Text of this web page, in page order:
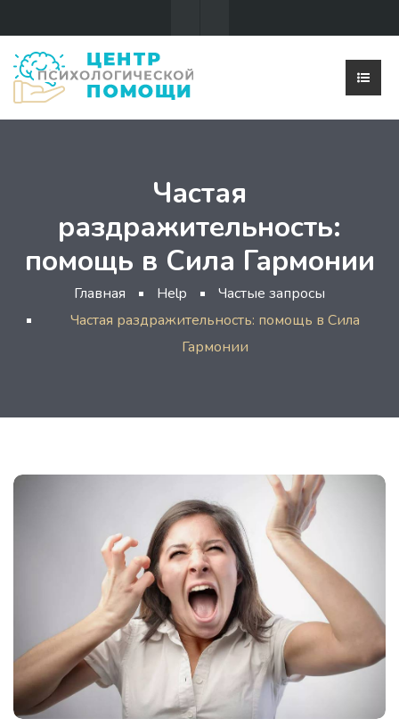
Частая
раздражительность:
помощь в Сила Гармонии
Главная Help
Частые запросы
Частая раздражительность: помощь в Сила
Гармонии